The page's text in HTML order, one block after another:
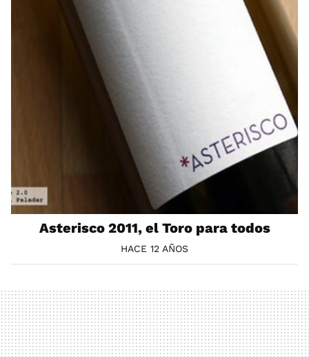
Asterisco 2011, el Toro para todos
HACE 12 AÑOS